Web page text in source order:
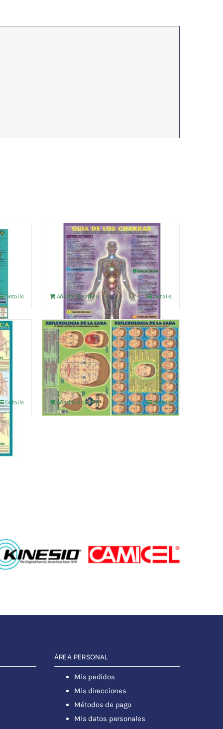
Details
GUIA DE LOS CHAKRAS
€ IVA no incluído
Añadir al carrito Details
Details
RELFEXOLOGIA DE LA CARA
4,76€ IVA no incluído
Añadir al carrito Details
ÁREA PERSONAL
Mis pedidos
Mis direcciones
Métodos de pago
Mis datos personales